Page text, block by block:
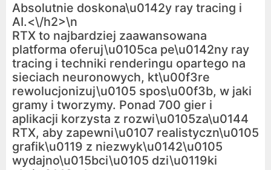
Absolutnie doskona\u0142y ray tracing i
AI.<\/h2>\n
RTX to najbardziej zaawansowana
platforma oferuj\u0105ca pe\u0142ny ray
tracing i techniki renderingu opartego na
sieciach neuronowych, kt\u00f3re
rewolucjonizuj\u0105 spos\u00f3b, w jaki
gramy i tworzymy. Ponad 700 gier i
aplikacji korzysta z rozwi\u0105za\u0144
RTX, aby zapewni\u0107 realistyczn\u0105
grafik\u0119 z niezwyk\u0142\u0105
wydajno\u015bci\u0105 dzi\u0119ki